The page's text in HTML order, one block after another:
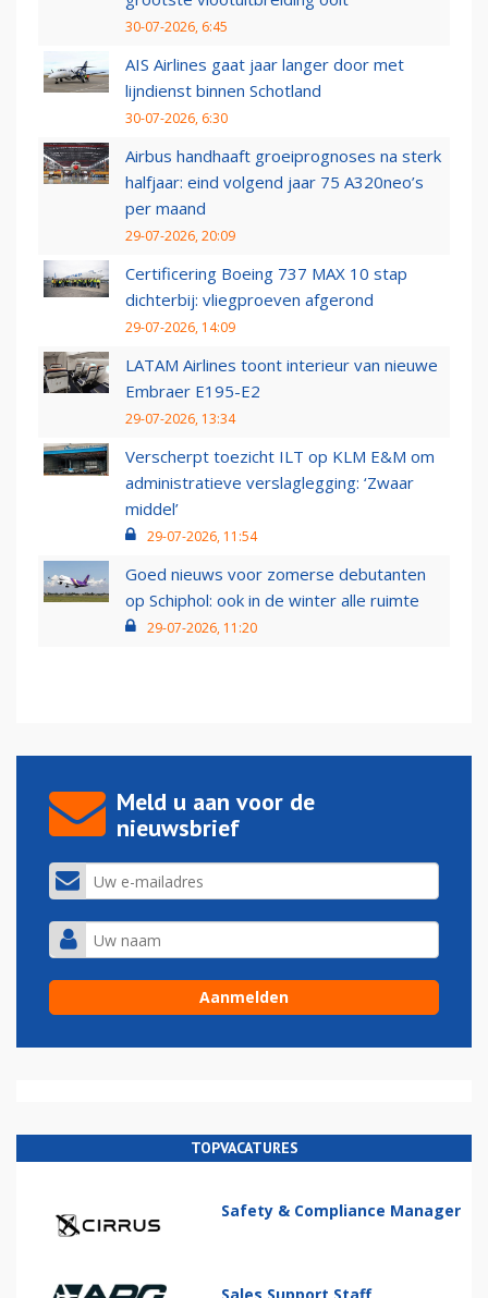
30-07-2026, 6:45
AIS Airlines gaat jaar langer door met
lijndienst binnen Schotland
30-07-2026, 6:30
Airbus handhaaft groeiprognoses na sterk
halfjaar: eind volgend jaar 75 A320neo’s
per maand
29-07-2026, 20:09
Certificering Boeing 737 MAX 10 stap
dichterbij: vliegproeven afgerond
29-07-2026, 14:09
LATAM Airlines toont interieur van nieuwe
Embraer E195-E2
29-07-2026, 13:34
Verscherpt toezicht ILT op KLM E&M om
administratieve verslaglegging: ‘Zwaar
middel’
29-07-2026, 11:54
Goed nieuws voor zomerse debutanten
op Schiphol: ook in de winter alle ruimte
29-07-2026, 11:20
Meld u aan voor de
nieuwsbrief
TOPVACATURES
Safety & Compliance Manager
Sales Support Staff